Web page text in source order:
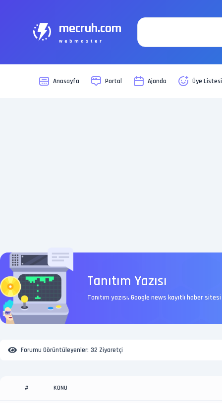
mecruh.com
webmaster
Anasayfa Portal Ajanda Üye Listesi
Tanıtım Yazısı
Tanıtım yazısı, Google news kayıtlı haber
Forumu Görüntüleyenler: 32 Ziyaretçi
# KONU